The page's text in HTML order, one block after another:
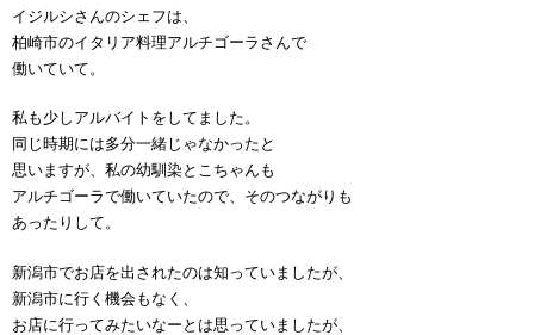
イジルシさんのシェフは、
柏崎市のイタリア料理アルチゴーラさんで
働いていて。
私も少しアルバイトをしてました。
同じ時期には多分一緒じゃなかったと
思いますが、私の幼馴染とこちゃんも
アルチゴーラで働いていたので、そのつながりも
あったりして。
新潟市でお店を出されたのは知っていましたが、
新潟市に行く機会もなく、
お店に行ってみたいなーとは思っていましたが、